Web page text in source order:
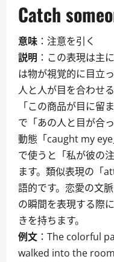
Catch
意味 ：注意を引く
説明 ：この表現は主
は物が視覚的に目立
人と人が目を合わせ
「この商品が目に留
で「あの人と目が合
動態「caught my
で使うと「私が彼の
ます。類似表現の「
語的です。恋愛の文
の瞬間を表現する際
きを持ちます。
例文 ：The colorful
walked into the